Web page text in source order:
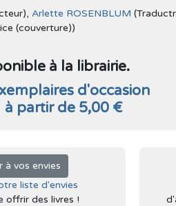
Arlette ROSENBLUM
(couverture))
à la librairie.
d'occasion
à partir de 5,00 €
vos envies
liste d'envies
offrir des livres !